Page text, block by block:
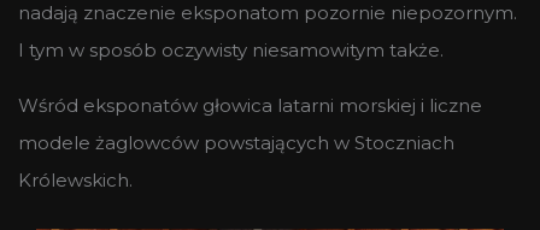
nadają znaczenie eksponatom pozornie niepozornym.
I tym w sposób oczywisty niesamowitym także.
Wśród eksponatów głowica latarni morskiej i liczne
modele żaglowców powstających w Stoczniach
Królewskich.